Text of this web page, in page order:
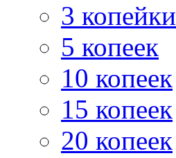
3 копейки
5 копеек
10 копеек
15 копеек
20 копеек